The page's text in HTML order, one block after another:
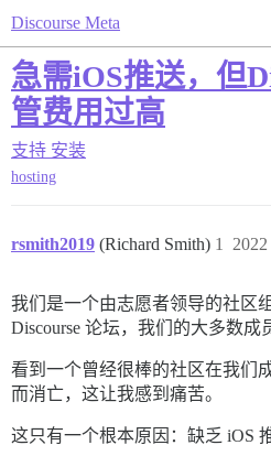
Discourse Meta
急需iOS推送，但
管费用过高
支持 安装
hosting
rsmith2019 (Richard Smith) 1
我们是一个由志愿者领导的社区
Discourse 论坛，我们的大多数成
看到一个曾经很棒的社区在我们
而消亡，这让我感到痛苦。
这只有一个根本原因：缺乏 iOS